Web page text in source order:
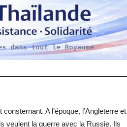
A l’époque, l’Angleterre et
veulent la guerre avec la Russie. Ils